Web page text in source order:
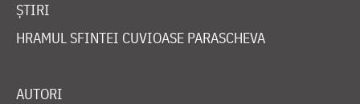
ȘTIRI
HRAMUL SFINTEI CUVIOASE PARASCHEVA
AUTORI